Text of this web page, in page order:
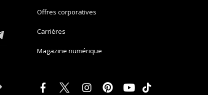
Offres corporatives
Carrières
Magazine numérique